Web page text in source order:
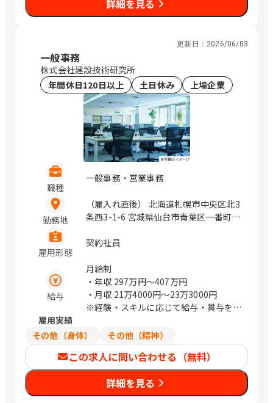
道修町1-6-7 JMFビル北浜01 福岡県福
岡市中央区大名2-4-12 CTI福岡ビル
幌、仙台、万博記念公園、研究学園、さ
前、浜町、伏見、北浜、赤坂
詳細を見る
更新日： 2026/06/03
一般事務
株式会社建設技術研究所
年間休日120日以上
土日休み 上場企業
職種
一般事務・営業事務
勤務地
（雇入れ直後） 北海道札幌市中央区北3
条西3-1-6 宮城県仙台市青葉区一番町4-
玉県さいたま市浦和区上木崎1-14-6
区新都心11－2 明治安田生命さいたま
新都心ビル 東京都中央区日本橋浜町3-
21-1 日本橋浜町Fタワー 東京都中央区
日本橋蛎殻町2-14-5 KDX浜町中ノ橋ビ
本橋安田スカイゲート 東京都中央区日
本橋浜町3-3-2 トルナーレ日本橋浜町
愛知県名古屋市中区錦1-5-13 オリッ
クス名古屋錦ビル 大阪府大阪市中央区
道修町1-6-7 JMFビル北浜01 福岡県福
岡市中央区大名2-4-12 CTI福岡ビル
雇用形態
契約社員
給与
月給制
・年収 297万円〜407万円
・月収 21万4000円〜23万3000円
※経験・スキルに応じて給与・賞与を決
雇用実績
その他（身体）
その他（精神）
この求人に問い合わせる（無料）
詳細を見る